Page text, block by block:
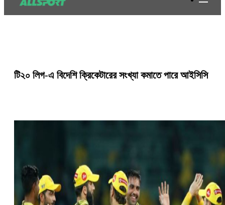
টি২০ লিগ-এ বিদেশি ক্রিকেটারের সংখ্যা কমাতে পারে আইসিসি